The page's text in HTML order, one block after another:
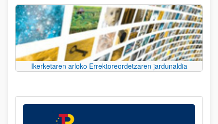
Ikerketaren arloko Errektoreordetzaren jardunaldia